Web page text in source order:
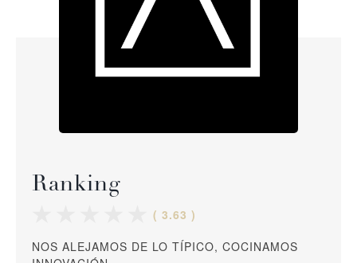
Ranking
( 3.63 )
NOS ALEJAMOS DE LO TÍPICO, COCINAMOS